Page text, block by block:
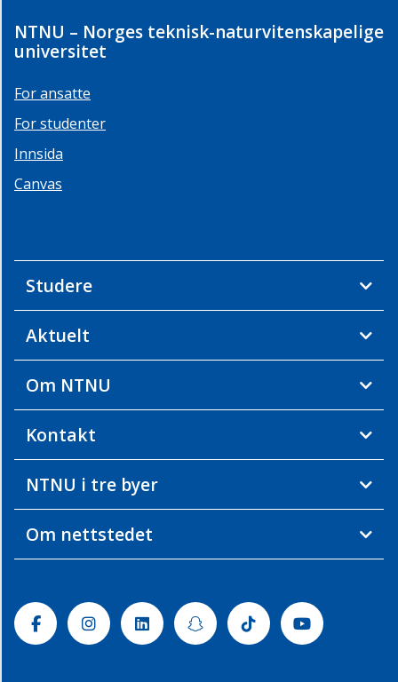
NTNU – Norges teknisk-naturvitenskapelige
universitet
For ansatte
For studenter
Innsida
Canvas
Studere
Aktuelt
Om NTNU
Kontakt
NTNU i tre byer
Om nettstedet
FacebookInstagramLinkedinSnapchatTiktok Youtube